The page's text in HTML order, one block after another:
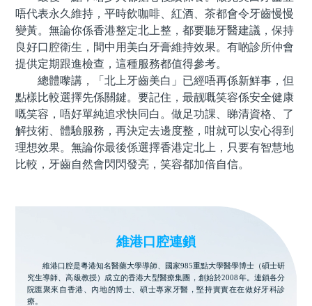
唔代表永久維持，平時飲咖啡、紅酒、茶都會令牙齒慢慢
變黃。無論你係香港整定北上整，都要聽牙醫建議，保持
良好口腔衛生，間中用美白牙膏維持效果。有啲診所仲會
提供定期跟進檢查，這種服務都值得參考。
總體嚟講，「北上牙齒美白」已經唔再係新鮮事，但
點樣比較選擇先係關鍵。要記住，最靓嘅笑容係安全健康
嘅笑容，唔好單純追求快同白。做足功課、睇清資格、了
解技術、體驗服務，再決定去邊度整，咁就可以安心得到
理想效果。無論你最後係選擇香港定北上，只要有智慧地
比較，牙齒自然會閃閃發亮，笑容都加倍自信。
維港口腔連鎖
維港口腔是粵港知名醫藥大學導師、國家985重點大學醫學博士（碩士研
究生導師、高級教授）成立的香港大型醫療集團，創始於2008年。連鎖各分
院匯聚來自香港、內地的博士、碩士專家牙醫，堅持實實在在做好牙科診
療。